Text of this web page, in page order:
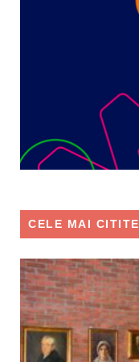
CELE MAI CITITE